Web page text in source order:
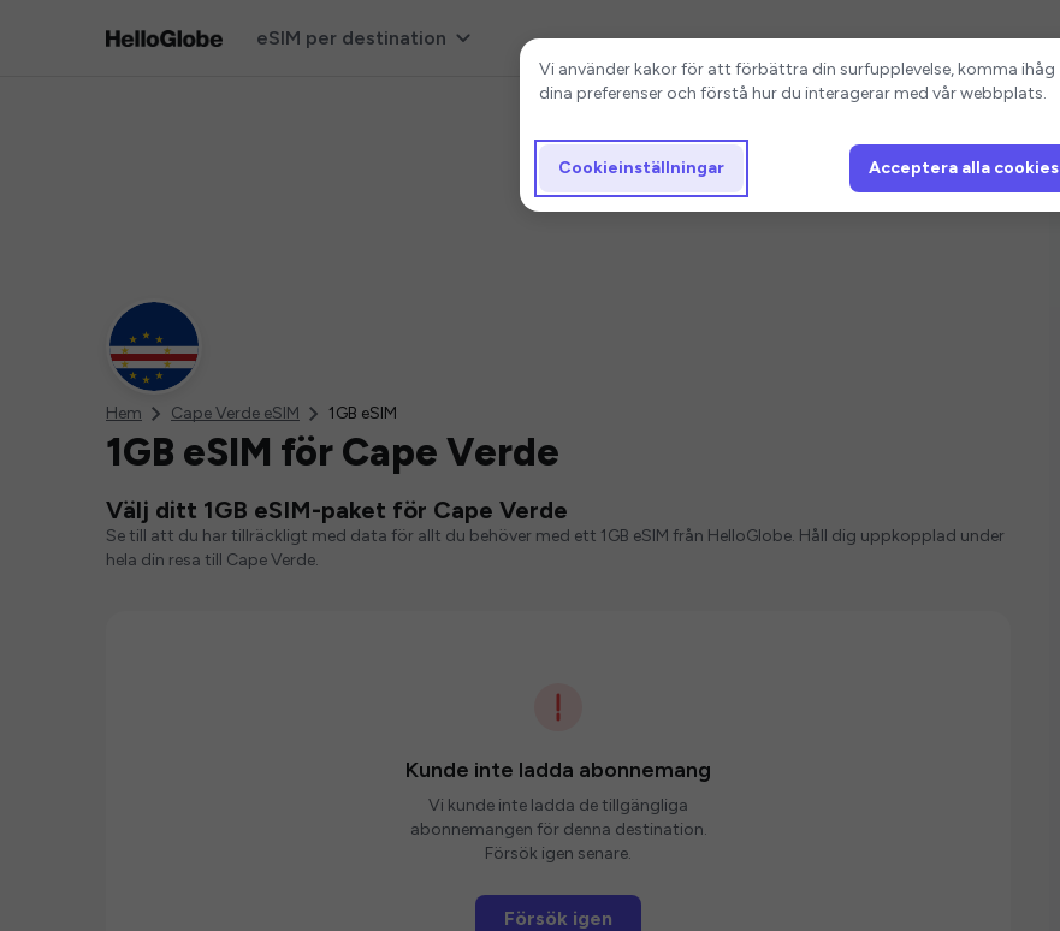
eSIM per destination
Hem Cape Verde eSIM 1GB eSIM
1GB eSIM för Cape Verde
Välj ditt 1GB eSIM-paket för Cape Verde
Se till att du har tillräckligt med data för allt du behöver med ett 1GB eSIM från HelloGlobe. Håll dig uppkopplad under
hela din resa till Cape Verde.
Kunde inte ladda abonnemang
Vi kunde inte ladda de tillgängliga
abonnemangen för denna destination.
Försök igen senare.
Försök igen
Cookieinställningar
Vi använder kakor för att förbättra din surfupplevelse, komma ihåg
dina preferenser och förstå hur du interagerar med vår webbplats.
Cookieinställningar Acceptera alla cookies